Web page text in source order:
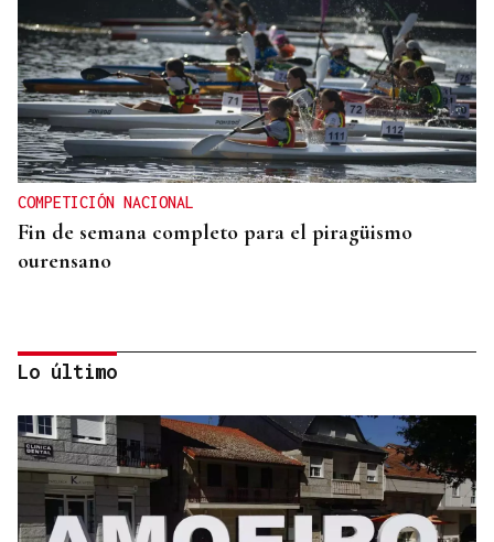
COMPETICIÓN NACIONAL
Fin de semana completo para el piragüismo
ourensano
Lo último